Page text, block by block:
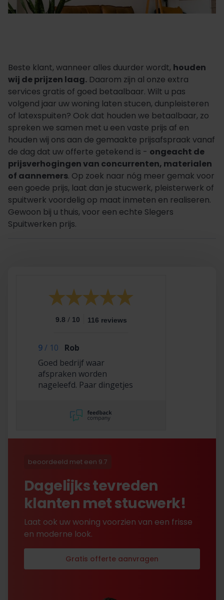
Beste klant, wanneer alles duurder wordt, houden
wij de prijzen laag. Daarom zijn al onze extra
services gratis of goed betaalbaar. Wilt u pas
volgend jaar uw woning laten stucen, dunpleisteren
of latexspuiten? Ook dat houden we betaalbaar, zo
spreken we samen met u een vaste prijs af en
houden wij ons aan de gemaakte prijsafspraak vanaf
de dag dat uw offerte getekend is - ongeacht de
prijsverhogingen van concurrenten, materialen
of aannemers. Op zoek naar nóg meer gemak voor
een goede prijs, laat dan je stucwerk, pleisterwerk of
spuitwerk voordelig op maat inmeten en realiseren.
Gewoon bij u thuis, voor een echte Slegers
Spuitwerken prijs.
9.8 / 10 116 reviews
9/ 10
Rob
Goed bedrijf waar
afspraken worden
nageleefd. Paar dingetjes
korting gekregen. Duurde
lang eer ik de sleutel
met excuses , maar na
is alles toch na
beoordeeld met een 9.7
Dagelijks tevreden
klanten met stucwerk!
Laat ook uw woning voorzien van een frisse
en moderne look.
Gratis offerte aanvragen